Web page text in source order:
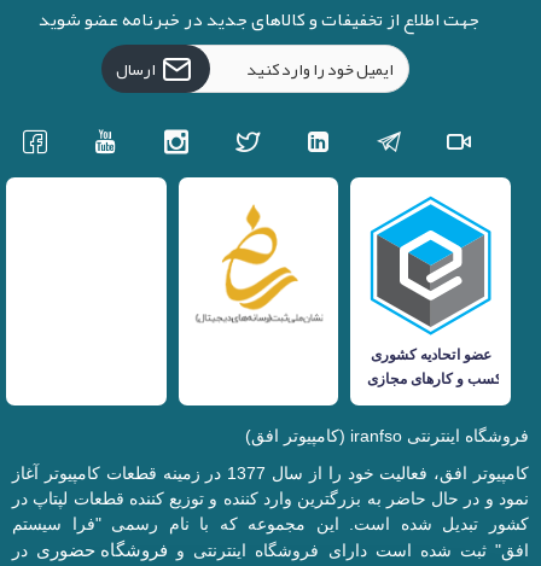
جهت اطلاع از تخفیفات و کالاهای جدید در خبرنامه عضو شوید
ارسال
فروشگاه اینترنتی iranfso (کامپیوتر افق)
کامپیوتر افق، فعالیت خود را از سال 1377 در زمینه قطعات کامپیوتر آغاز
نمود و در حال حاضر به بزرگترین وارد کننده و توزیع کننده قطعات لپتاپ در
کشور تبدیل شده است. این مجموعه که با نام رسمی "فرا سیستم
افق" ثبت شده است دارای فروشگاه اینترنتی و فروشگاه حضوری در